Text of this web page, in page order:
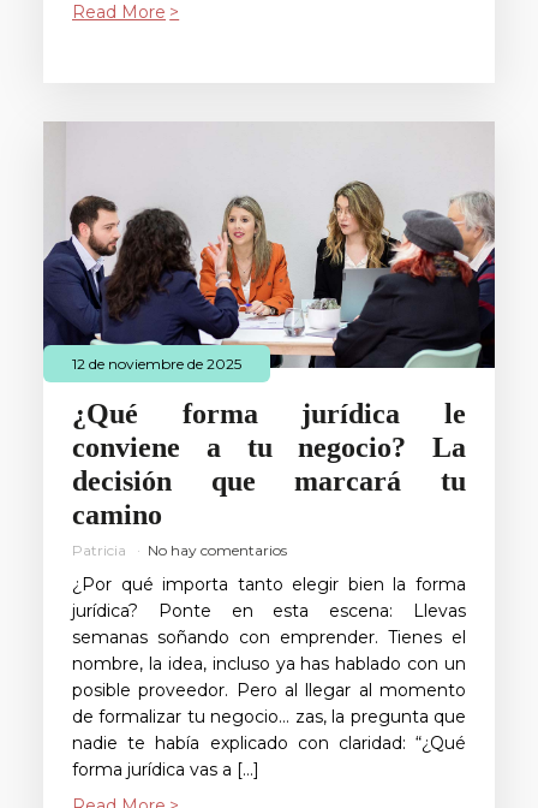
Read More
12 de noviembre de 2025
¿Qué forma jurídica le
conviene a tu negocio? La
decisión que marcará tu
camino
Patricia No hay comentarios
¿Por qué importa tanto elegir bien la forma
jurídica? Ponte en esta escena: Llevas
semanas soñando con emprender. Tienes el
nombre, la idea, incluso ya has hablado con un
posible proveedor. Pero al llegar al momento
de formalizar tu negocio… zas, la pregunta que
nadie te había explicado con claridad: “¿Qué
forma jurídica vas a […]